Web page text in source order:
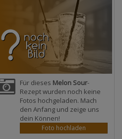
Für dieses Melon Sour-
Rezept wurden noch keine
Fotos hochgeladen. Mach
den Anfang und zeige uns
dein Können!
Foto hochladen